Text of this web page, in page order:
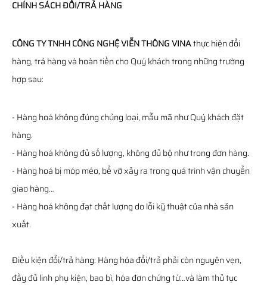
CHÍNH SÁCH ĐỔI/TRẢ HÀNG
CÔNG TY TNHH CÔNG NGHỆ VIỄN THÔNG VINAthực hiện đổi
hàng, trả hàng và hoàn tiền cho Quý khách trong những trường
hợp sau:
- Hàng hoá không đúng chủng loại, mẫu mã như Quý khách đặt
hàng.
- Hàng hoá không đủ số lượng, không đủ bộ như trong đơn hàng.
- Hàng hoá bị móp méo, bể vỡ xảy ra trong quá trình vận chuyển
giao hàng…
- Hàng hoá không đạt chất lượng do lỗi kỹ thuật của nhà sản
xuất.
Điều kiện đổi/trả hàng: Hàng hóa đổi/trả phải còn nguyên vẹn,
đầy đủ linh phụ kiện, bao bì, hóa đơn chứng từ…và làm thủ tục